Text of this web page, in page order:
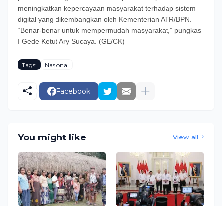
meningkatkan kepercayaan masyarakat terhadap sistem
digital yang dikembangkan oleh Kementerian ATR/BPN.
“Benar-benar untuk mempermudah masyarakat,” pungkas
I Gede Ketut Ary Sucaya. (GE/CK)
Tags: Nasional
Facebook
You might like View all